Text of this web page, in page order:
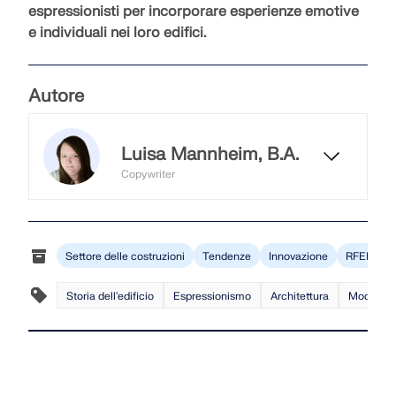
espressionisti per incorporare esperienze emotive
e individuali nei loro edifici.
Autore
Luisa Mannheim, B.A.
Copywriter
occupa del blog di Dlubal. In questo
ambito crea contenuti redazionali,
testi e headline e garantisce una
Settore delle costruzioni Tendenze Innovazione RFEM 6
Storia dell'edificio Espressionismo Architettura